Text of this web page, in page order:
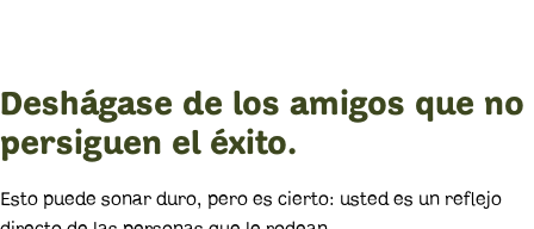
Deshágase de los amigos que no
persiguen el éxito.
Esto puede sonar duro, pero es cierto: usted es un reflejo